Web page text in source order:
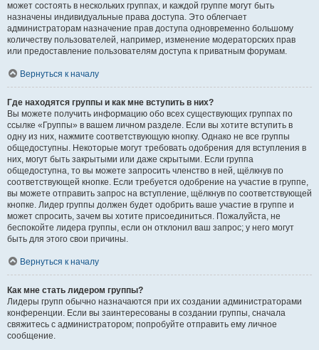
может состоять в нескольких группах, и каждой группе могут быть
назначены индивидуальные права доступа. Это облегчает
администраторам назначение прав доступа одновременно большому
количеству пользователей, например, изменение модераторских прав
или предоставление пользователям доступа к приватным форумам.
Вернуться к началу
Где находятся группы и как мне вступить в них?
Вы можете получить информацию обо всех существующих группах по
ссылке «Группы» в вашем личном разделе. Если вы хотите вступить в
одну из них, нажмите соответствующую кнопку. Однако не все группы
общедоступны. Некоторые могут требовать одобрения для вступления в
них, могут быть закрытыми или даже скрытыми. Если группа
общедоступна, то вы можете запросить членство в ней, щёлкнув по
соответствующей кнопке. Если требуется одобрение на участие в группе,
вы можете отправить запрос на вступление, щёлкнув по соответствующей
кнопке. Лидер группы должен будет одобрить ваше участие в группе и
может спросить, зачем вы хотите присоединиться. Пожалуйста, не
беспокойте лидера группы, если он отклонил ваш запрос; у него могут
быть для этого свои причины.
Вернуться к началу
Как мне стать лидером группы?
Лидеры групп обычно назначаются при их создании администраторами
конференции. Если вы заинтересованы в создании группы, сначала
свяжитесь с администратором; попробуйте отправить ему личное
сообщение.